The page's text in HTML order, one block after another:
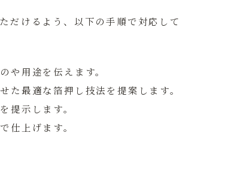
だけるよう、以下の手順で対応して
や用途を伝えます。
た最適な箔押し技法を提案します。
提示します。
仕上げます。